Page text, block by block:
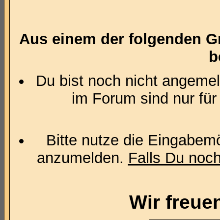
Aus einem der folgenden
Du bist noch nicht
im Forum sind nur
Bitte nutze die
anzumelden. Falls Du
Wir